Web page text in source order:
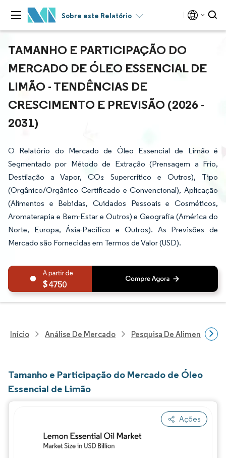
Sobre este Relatório
TAMANHO E PARTICIPAÇÃO DO
MERCADO DE ÓLEO ESSENCIAL DE
LIMÃO - TENDÊNCIAS DE
CRESCIMENTO E PREVISÃO (2026 -
2031)
O Relatório do Mercado de Óleo Essencial de Limão é
Segmentado por Método de Extração (Prensagem a Frio,
Destilação a Vapor, CO₂ Supercrítico e Outros), Tipo
(Orgânico/Orgânico Certificado e Convencional), Aplicação
(Alimentos e Bebidas, Cuidados Pessoais e Cosméticos,
Aromaterapia e Bem-Estar e Outros) e Geografia (América do
Norte, Europa, Ásia-Pacífico e Outros). As Previsões de
Mercado são Fornecidas em Termos de Valor (USD).
4750
Início Análise De Mercado Pesquisa De Alimentos E
Tamanho e Participação do Mercado de Óleo
Essencial de Limão
Ações